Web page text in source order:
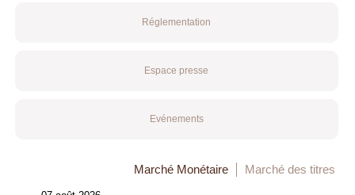
Réglementation
Espace presse
Evénements
Marché Monétaire Marché des titres